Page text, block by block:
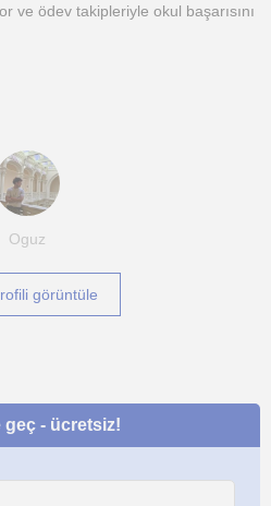
ve ödev takipleriyle okul başarısını
Oguz
görüntüle
geç - ücretsiz!